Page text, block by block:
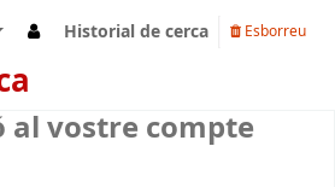
Historial de cerca Esborreu
al vostre compte